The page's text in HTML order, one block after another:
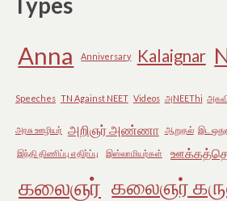
Anna Anniversary Kalaignar
Speeches TN Against NEET Videos அNEEThi
அரசு ஊழியர் அறிஞர் அண்ணா ஆறுதல் இட
இந்தி திணிப்பு எதிர்ப்பு இஸ்லாமியர்கள்
கலைஞர் கலைஞர்